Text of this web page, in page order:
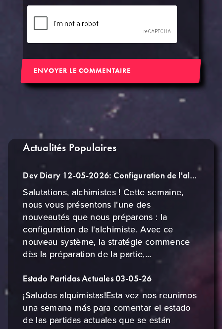
ENVOYER LE COMMENTAIRE
Actualités Populaires
Dev Diary 12-05-2026: Configuration de l'alchimiste
Salutations, alchimistes ! Cette semaine,
nous vous présentons l'une des
nouveautés que nous préparons : la
configuration de l'alchimiste. Avec ce
nouveau système, la stratégie commence
dès la préparation de la partie,...
Estado Partidas Actuales 03-05-26
¡Saludos alquimistas!Esta vez nos reunimos
una semana más para comentar el estado
de las partidas actuales que se están